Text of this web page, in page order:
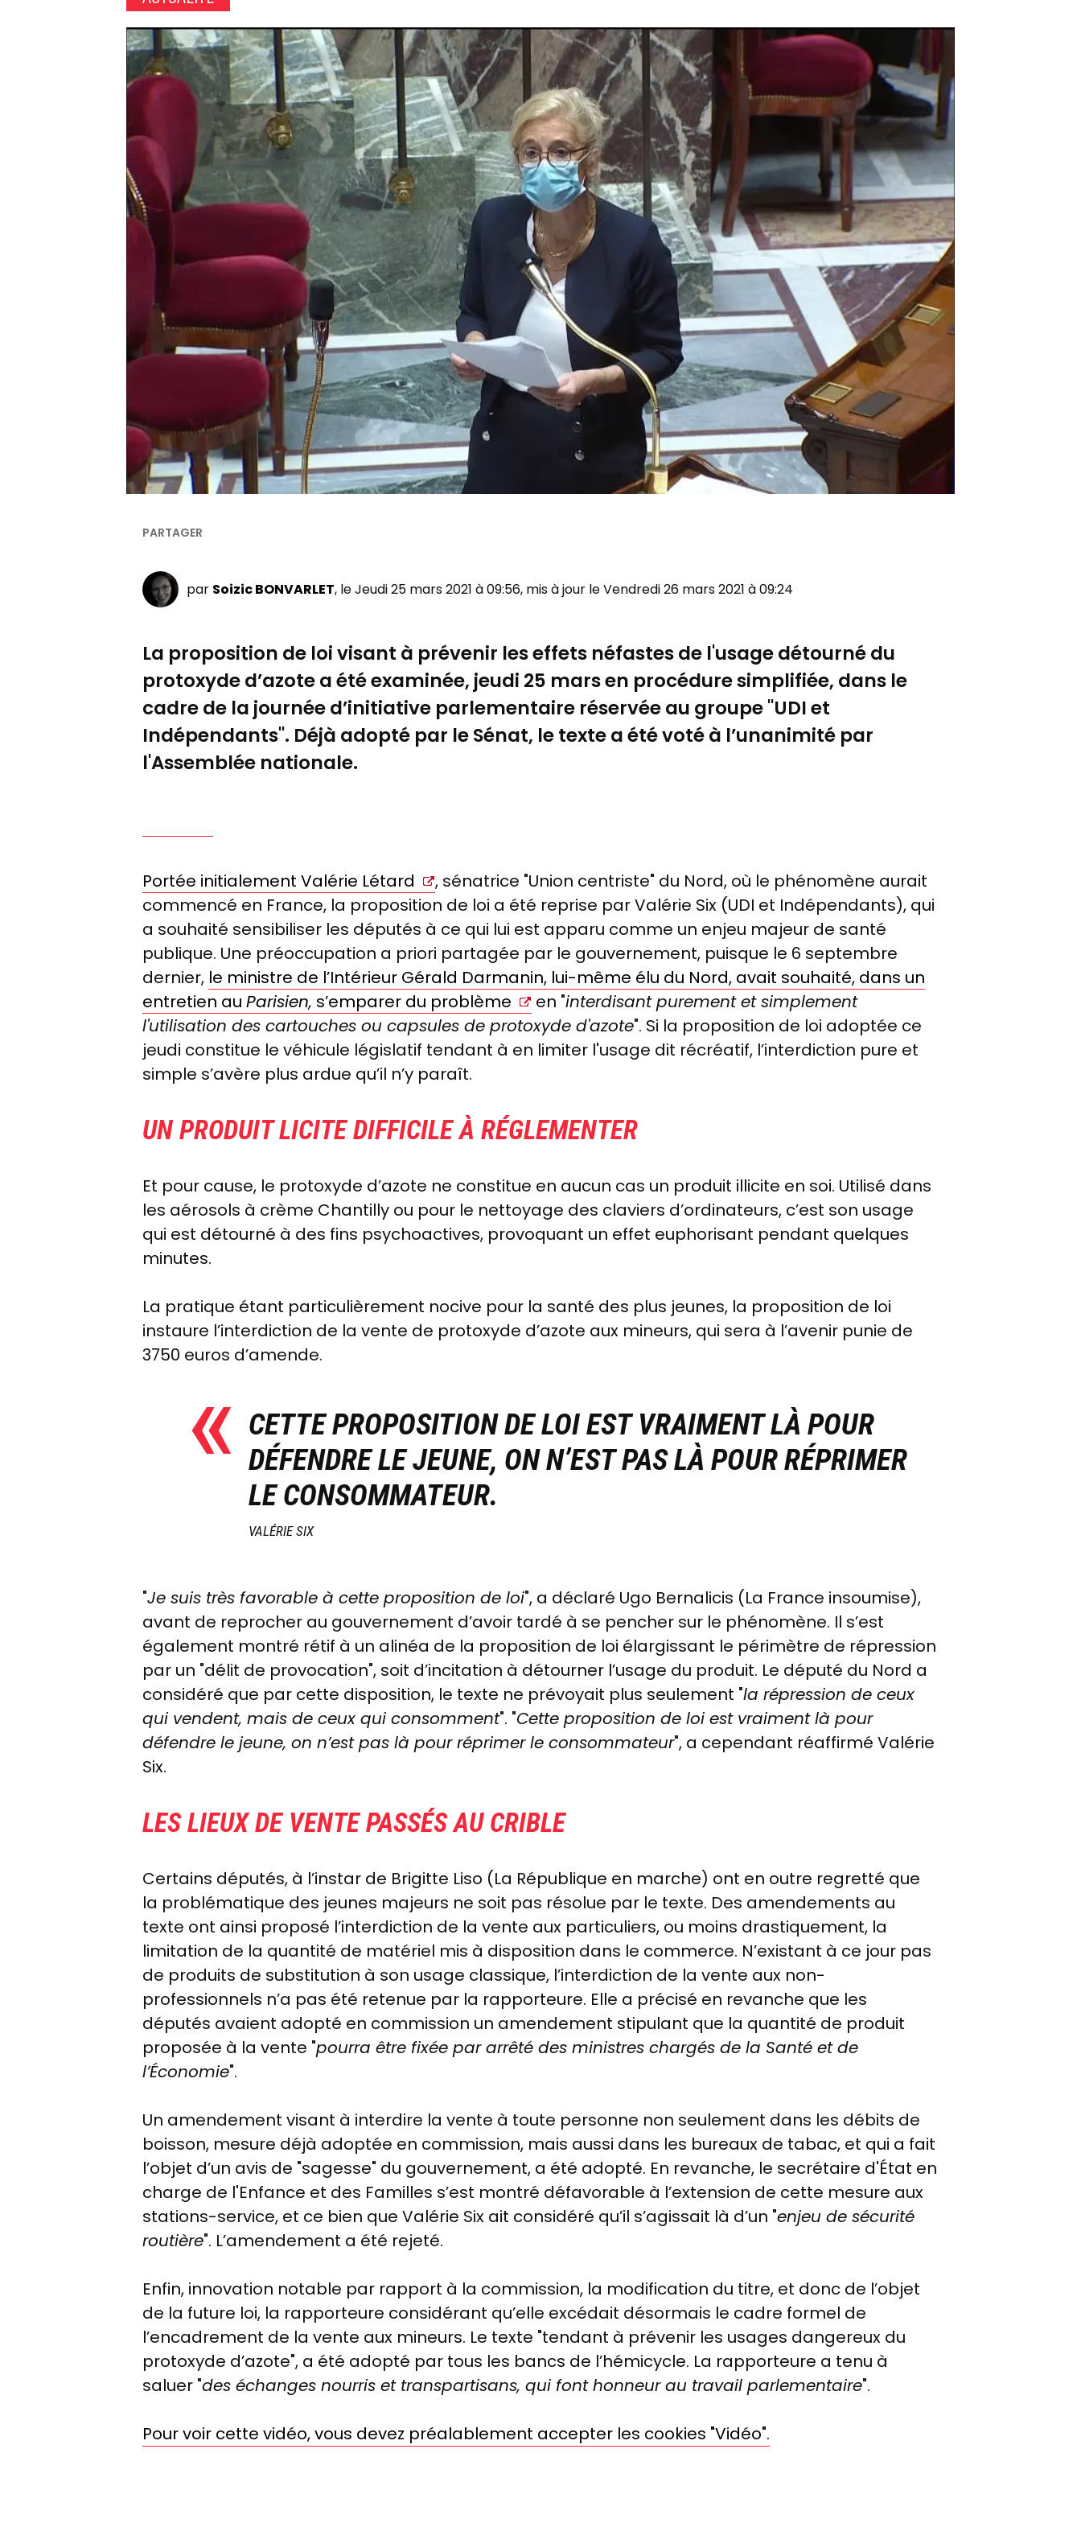
Image
par Soizic BONVARLET, le Jeudi 25 mars 2021 à 09:56, mis à jour le Vendredi 26 mars 2021 à 09:24
La proposition de loi visant à prévenir les effets néfastes de l'usage détourné du
protoxyde d’azote a été examinée, jeudi 25 mars en procédure simplifiée, dans le
cadre de la journée d’initiative parlementaire réservée au groupe "UDI et
Indépendants". Déjà adopté par le Sénat, le texte a été voté à l’unanimité par
l'Assemblée nationale.
Portée initialement Valérie Létard
, sénatrice "Union centriste" du Nord, où le phénomène aurait
commencé en France, la proposition de loi a été reprise par Valérie Six (UDI et Indépendants), qui
a souhaité sensibiliser les députés à ce qui lui est apparu comme un enjeu majeur de santé
publique. Une préoccupation a priori partagée par le gouvernement, puisque le 6 septembre
dernier, le ministre de l’Intérieur Gérald Darmanin, lui-même élu du Nord, avait souhaité, dans un
entretien au Parisien, s’emparer du problème en "interdisant purement et simplement
l'utilisation des cartouches ou capsules de protoxyde d'azote". Si la proposition de loi adoptée ce
jeudi constitue le véhicule législatif tendant à en limiter l'usage dit récréatif, l’interdiction pure et
simple s’avère plus ardue qu’il n’y paraît.
UN PRODUIT LICITE DIFFICILE À RÉGLEMENTER
Et pour cause, le protoxyde d’azote ne constitue en aucun cas un produit illicite en soi. Utilisé dans
les aérosols à crème Chantilly ou pour le nettoyage des claviers d’ordinateurs, c’est son usage
qui est détourné à des fins psychoactives, provoquant un effet euphorisant pendant quelques
minutes.
La pratique étant particulièrement nocive pour la santé des plus jeunes, la proposition de loi
instaure l’interdiction de la vente de protoxyde d’azote aux mineurs, qui sera à l’avenir punie de
3750 euros d’amende.
CETTE PROPOSITION DE LOI EST VRAIMENT LÀ POUR
DÉFENDRE LE JEUNE, ON N’EST PAS LÀ POUR RÉPRIMER
LE CONSOMMATEUR.
VALÉRIE SIX
"Je suis très favorable à cette proposition de loi", a déclaré Ugo Bernalicis (La France insoumise),
avant de reprocher au gouvernement d’avoir tardé à se pencher sur le phénomène. Il s’est
également montré rétif à un alinéa de la proposition de loi élargissant le périmètre de répression
par un "délit de provocation", soit d’incitation à détourner l’usage du produit. Le député du Nord a
considéré que par cette disposition, le texte ne prévoyait plus seulement "la répression de ceux
qui vendent, mais de ceux qui consomment". "Cette proposition de loi est vraiment là pour
défendre le jeune, on n’est pas là pour réprimer le consommateur", a cependant réaffirmé Valérie
Six.
LES LIEUX DE VENTE PASSÉS AU CRIBLE
Certains députés, à l’instar de Brigitte Liso (La République en marche) ont en outre regretté que
la problématique des jeunes majeurs ne soit pas résolue par le texte. Des amendements au
texte ont ainsi proposé l’interdiction de la vente aux particuliers, ou moins drastiquement, la
limitation de la quantité de matériel mis à disposition dans le commerce. N’existant à ce jour pas
de produits de substitution à son usage classique, l’interdiction de la vente aux non-
professionnels n’a pas été retenue par la rapporteure. Elle a précisé en revanche que les
députés avaient adopté en commission un amendement stipulant que la quantité de produit
proposée à la vente "pourra être fixée par arrêté des ministres chargés de la Santé et de
l’Économie".
Un amendement visant à interdire la vente à toute personne non seulement dans les débits de
boisson, mesure déjà adoptée en commission, mais aussi dans les bureaux de tabac, et qui a fait
l’objet d’un avis de "sagesse" du gouvernement, a été adopté. En revanche, le secrétaire d'État en
charge de l'Enfance et des Familles s’est montré défavorable à l’extension de cette mesure aux
stations-service, et ce bien que Valérie Six ait considéré qu’il s’agissait là d’un "enjeu de sécurité
routière". L’amendement a été rejeté.
Enfin, innovation notable par rapport à la commission, la modification du titre, et donc de l’objet
de la future loi, la rapporteure considérant qu’elle excédait désormais le cadre formel de
l’encadrement de la vente aux mineurs. Le texte "tendant à prévenir les usages dangereux du
protoxyde d’azote", a été adopté par tous les bancs de l’hémicycle. La rapporteure a tenu à
saluer "des échanges nourris et transpartisans, qui font honneur au travail parlementaire".
Pour voir cette vidéo, vous devez préalablement accepter les cookies "Vidéo".